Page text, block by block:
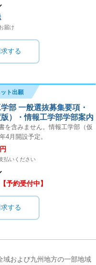
届け
する
ト出願
部 一般選抜募集要項・
）・情報工学部学部案内
を含みません。情報工学部（仮
4月開設予定。
払いください
予約受付中】
する
域および九州地方の一部地域